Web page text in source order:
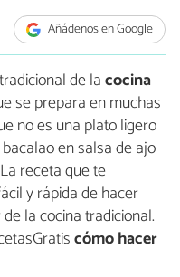
Añádenos en Google
de lacocina
se prepara en muchas
no es una plato ligero
en salsa de ajo
receta que te
y rápida de hacer
la cocina tradicional.
cómo hacer